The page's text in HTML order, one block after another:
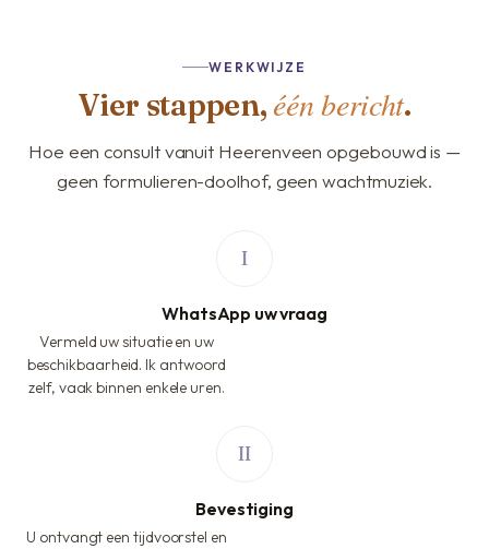
WERKWIJZE
Vier stappen, één bericht.
Hoe een consult vanuit Heerenveen opgebouwd is —
geen formulieren-doolhof, geen wachtmuziek.
WhatsApp uw vraag
Vermeld uw situatie en uw
beschikbaarheid. Ik antwoord
zelf, vaak binnen enkele uren.
Bevestiging
U ontvangt een tijdvoorstel en